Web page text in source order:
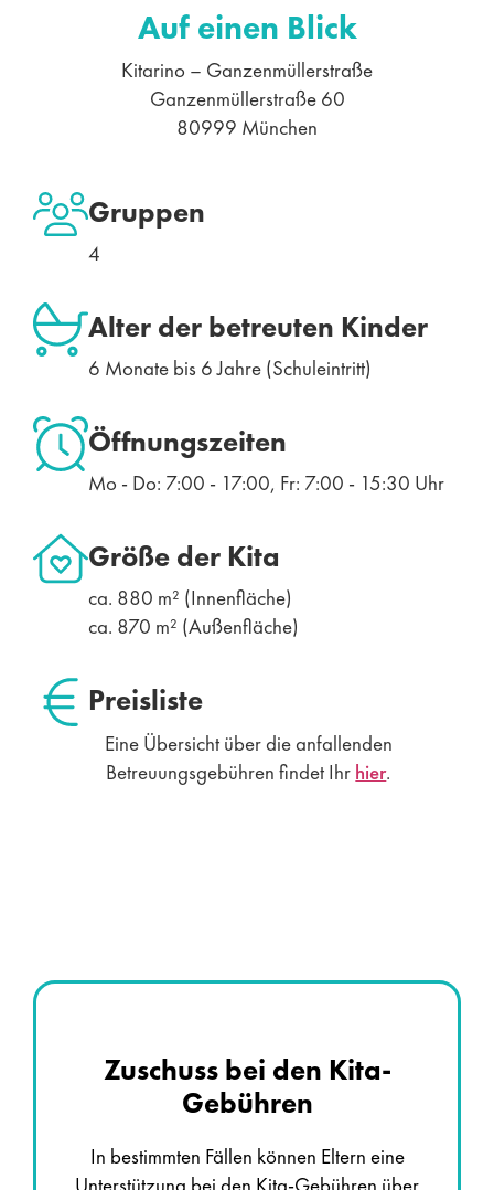
Auf einen Blick
Kitarino – Ganzenmüllerstraße
Ganzenmüllerstraße 60
80999 München
Gruppen
4
Alter der betreuten Kinder
6 Monate bis 6 Jahre (Schuleintritt)
Öffnungszeiten
Mo - Do: 7:00 - 17:00, Fr: 7:00 - 15:30 Uhr
Größe der Kita
ca. 880 m² (Innenfläche)
ca. 870 m² (Außenfläche)
Preisliste
Eine Übersicht über die anfallenden
Betreuungsgebühren findet Ihr hier.
Zuschuss bei den Kita-
Gebühren
In bestimmten Fällen können Eltern eine